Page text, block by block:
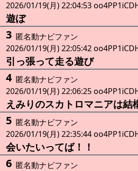
2026/01/19(月) 22:04:53
遊ぼ
3 匿名動ナビファン
2026/01/19(月) 22:05:42
引っ張って走る遊び
4 匿名動ナビファン
2026/01/19(月) 22:06:25
えみりのスカトロマニアは結
5 匿名動ナビファン
2026/01/19(月) 22:35:44
会いたいってば！！
6 匿名動ナビファン